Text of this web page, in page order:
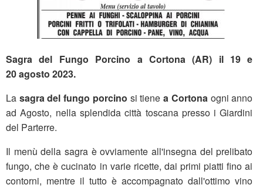
Sagra del Fungo Porcino a Cortona (AR) il 19 e
20 agosto 2023.
La sagra del fungo porcino si tienea Cortona ogni anno
ad Agosto, nella splendida città toscana presso i Giardini
del Parterre.
Il menù della sagra è ovviamente all'insegna del prelibato
fungo, che è cucinato in varie ricette, dai primi piatti fino ai
contorni, mentre il tutto è accompagnato dall'ottimo vino